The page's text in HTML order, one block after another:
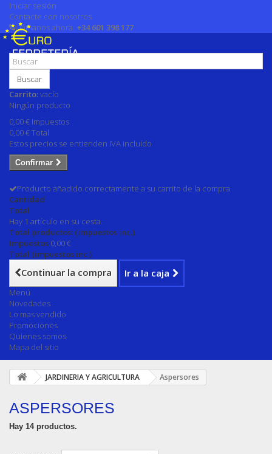
Iniciar sesión
Contacte con nosotros
Llámanos ahora: +34 601 398 177
Buscar
Carrito:vacío
Ningún producto
0,00 € Impuestos
0,00 €Total
Estos precios se entienden IVA incluído
Confirmar
Producto añadido correctamente a su carrito de la compra
Cantidad
Total
Hay 1 artículo en su cesta.
Total productos: (impuestos inc.)
Impuestos 0,00 €
Total (impuestos inc.)
Continuar la compra Ir a la caja
Menú
Novedades
Lo mas vendido
Promociones
Quienes somos
Mapa del sitio
JARDINERIA Y AGRICULTURA Aspersores
ASPERSORES
Hay 14 productos.